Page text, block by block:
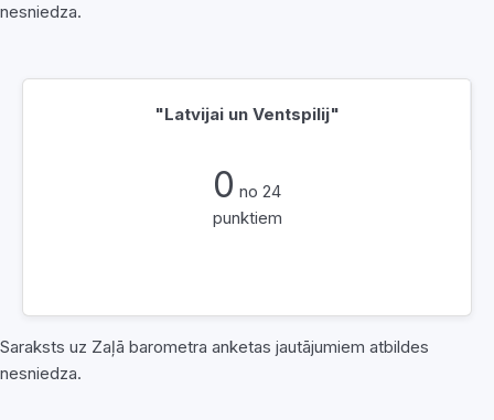
nesniedza.
"Latvijai un Ventspilij"
0 no 24
punktiem
Saraksts uz Zaļā barometra anketas jautājumiem atbildes
nesniedza.